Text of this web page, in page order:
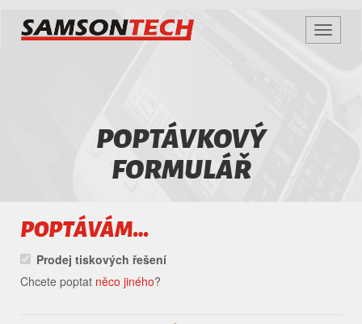
TECH
POPTÁVKOVÝ
FORMULÁŘ
POPTÁVÁM…
Prodej tiskových řešení
Chcete poptat něco jiného?